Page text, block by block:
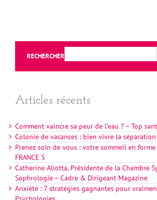
RECHERCHER
Articles récents
Comment vaincre sa peur de l’eau ? – Top
Colonie de vacances : bien vivre la séparation
Prenez soin de vous : votre sommeil en
FRANCE 5
Catherine Aliotta, Présidente de la Chambre
Sophrologie – Cadre & Dirigeant Magazine
Anxiété : 7 stratégies gagnantes pour